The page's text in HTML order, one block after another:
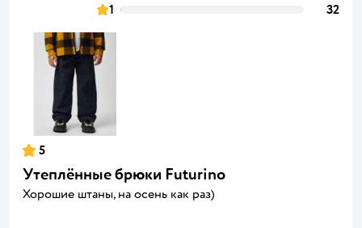
1
32
5
Утеплённые брюки Futurino
Хорошие штаны, на осень как раз)